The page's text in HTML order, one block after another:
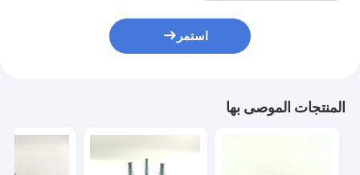
استمر
المنتجات الموصى بها